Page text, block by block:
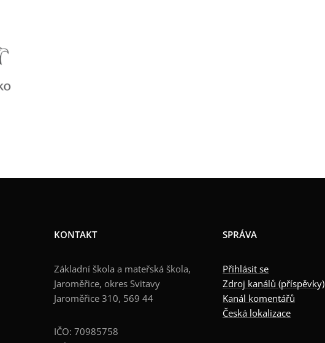
KONTAKT
Základní škola a mateřská škola,
Jaroměřice, okres Svitavy
Jaroměřice 310, 569 44
IČO: 70985758
SPRÁVA
Přihlásit se
Zdroj kanálů (příspěvky)
Kanál komentářů
Česká lokalizace